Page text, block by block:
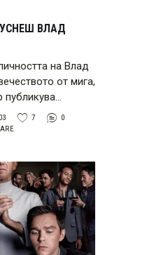
ВЛАД
на Влад
от мига,
7
0